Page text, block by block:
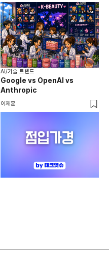
AI/기술 트렌드
Google vs OpenAI vs
Anthropic
이재훈